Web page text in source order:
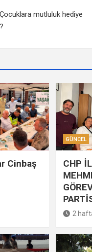
mutluluk hediye
Cinbaş
GÜNCEL
CHP
2